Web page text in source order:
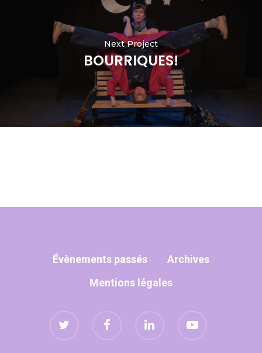
Next Project
BOURRIQUES!
Évènements passés
Archives
Mentions légales